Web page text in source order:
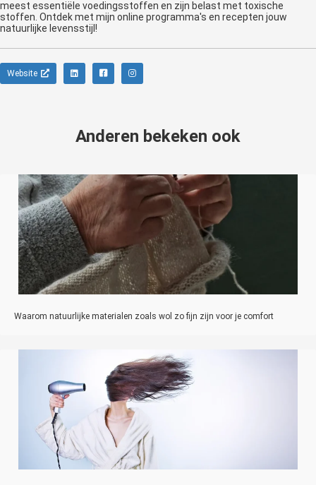
meest essentiële voedingsstoffen en zijn belast met toxische
stoffen. Ontdek met mijn online programma's en recepten jouw
natuurlijke levensstijl!
Website
Anderen bekeken ook
Waarom natuurlijke materialen zoals wol zo fijn zijn voor je comfort